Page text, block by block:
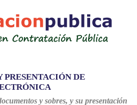
PRESENTACIÓN DE
y sobres, y su presentación